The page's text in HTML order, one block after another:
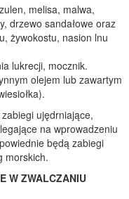
melisa, malwa,
drzewo sandałowe oraz
żywokostu, nasion lnu
lukrecji, mocznik.
olejem lub zawartym
ujędrniające,
na wprowadzeniu
będą zabiegi
morskich.
W ZWALCZANIU